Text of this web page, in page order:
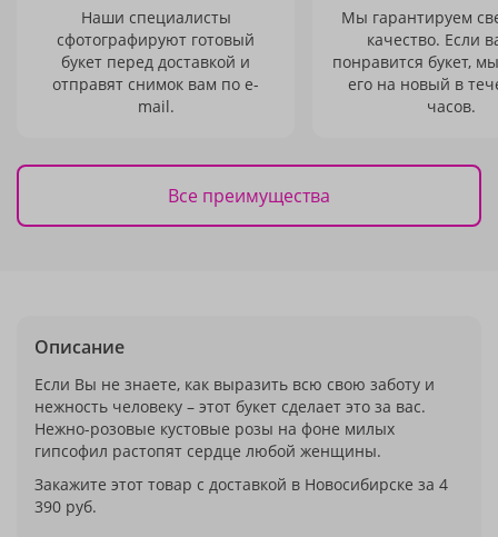
Наши специалисты
сфотографируют готовый
букет перед доставкой и
отправят снимок вам по e-
mail.
Мы гарантируем
качество. Если
понравится букет,
его на новый в
часов.
Все преимущества
Описание
Если Вы не знаете, как выразить всю свою заботу и
нежность человеку – этот букет сделает это за вас.
Нежно-розовые кустовые розы на фоне милых
гипсофил растопят сердце любой женщины.
Закажите этот товар с доставкой в Новосибирске за 4
390 руб.